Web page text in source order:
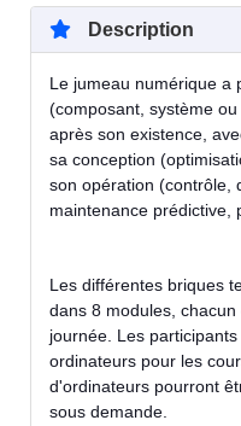
Description
Le jumeau numérique a
(composant, système
après son existence,
sa conception
son opération (contrôle,
maintenance
Les différentes briques
dans 8 modules,
journée. Les
ordinateurs pour les
d'ordinateurs pourront
sous demande.